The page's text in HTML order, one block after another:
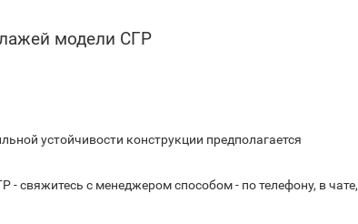
модели СГР
устойчивости конструкции предполагается
- свяжитесь с менеджером способом - по телефону, в чате,